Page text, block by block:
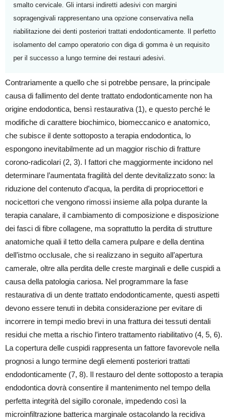
smalto cervicale. Gli intarsi indiretti adesivi con margini
sopragengivali rappresentano una opzione conservativa nella
riabilitazione dei denti posteriori trattati endodonticamente. Il perfetto
isolamento del campo operatorio con diga di gomma è un requisito
per il successo a lungo termine dei restauri adesivi.
Contrariamente a quello che si potrebbe pensare, la principale
causa di fallimento del dente trattato endodonticamente non ha
origine endodontica, bensì restaurativa (1), e questo perché le
modifiche di carattere biochimico, biomeccanico e anatomico,
che subisce il dente sottoposto a terapia endodontica, lo
espongono inevitabilmente ad un maggior rischio di fratture
corono-radicolari (2, 3). I fattori che maggiormente incidono nel
determinare l’aumentata fragilità del dente devitalizzato sono: la
riduzione del contenuto d’acqua, la perdita di propriocettori e
nocicettori che vengono rimossi insieme alla polpa durante la
terapia canalare, il cambiamento di composizione e disposizione
dei fasci di fibre collagene, ma soprattutto la perdita di strutture
anatomiche quali il tetto della camera pulpare e della dentina
dell’istmo occlusale, che si realizzano in seguito all’apertura
camerale, oltre alla perdita delle creste marginali e delle cuspidi a
causa della patologia cariosa. Nel programmare la fase
restaurativa di un dente trattato endodonticamente, questi aspetti
devono essere tenuti in debita considerazione per evitare di
incorrere in tempi medio brevi in una frattura dei tessuti dentali
residui che metta a rischio l’intero trattamento riabilitativo (4, 5, 6).
La copertura delle cuspidi rappresenta un fattore favorevole nella
prognosi a lungo termine degli elementi posteriori trattati
endodonticamente (7, 8). Il restauro del dente sottoposto a terapia
endodontica dovrà consentire il mantenimento nel tempo della
perfetta integrità del sigillo coronale, impedendo così la
microinfiltrazione batterica marginale ostacolando la recidiva